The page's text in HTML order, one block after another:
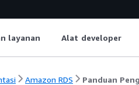
layanan Alat developer
Amazon RDS Panduan